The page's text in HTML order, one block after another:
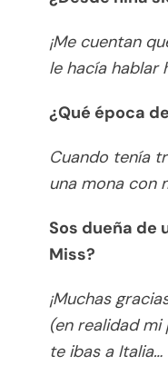
¡Me cuentan
le hacía hablar
¿Qué época
Cuando tenía
una mona con
Sos dueña de
Miss?
¡Muchas
(en realidad mi
te ibas a